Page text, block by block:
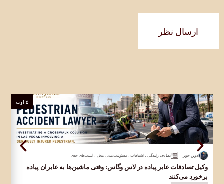
ارسال نظر
۵ اوت
ادوین جونز تصادف رانندگی ،اشتباهات،مسئولیت مدنی محل ، آسیب‌های جدی
وکیل تصادفات عابر پیاده در لاس وگاس: وقتی ماشین‌ها به عابران پیاده
برخورد می‌کنند